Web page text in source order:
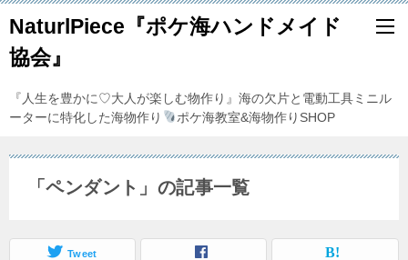
NaturlPiece『ポケ海ハンドメイド
協会』
『人生を豊かに♡大人が楽しむ物作り』海の欠片と電動工具ミニル
ーターに特化した海物作り
ポケ海教室&海物作りSHOP
「ペンダント」の記事一覧
Tweet